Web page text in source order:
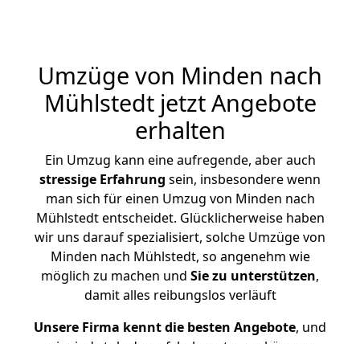
Umzüge von Minden nach
Mühlstedt jetzt Angebote
erhalten
Ein Umzug kann eine aufregende, aber auch
stressige Erfahrung sein, insbesondere wenn
man sich für einen Umzug von Minden nach
Mühlstedt entscheidet. Glücklicherweise haben
wir uns darauf spezialisiert, solche Umzüge von
Minden nach Mühlstedt, so angenehm wie
möglich zu machen und Sie zu unterstützen,
damit alles reibungslos verläuft
Unsere Firma kennt die besten Angebote, und